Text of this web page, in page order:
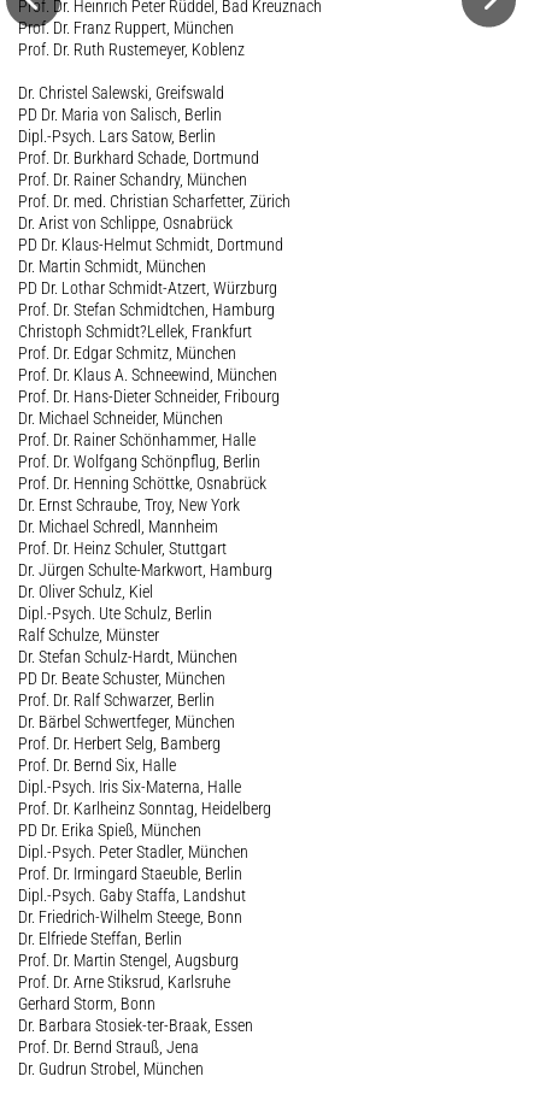
Prof. Dr. Heinrich Peter Rüddel, Bad Kreuznach
Prof. Dr. Franz Ruppert, München
Prof. Dr. Ruth Rustemeyer, Koblenz
Dr. Christel Salewski, Greifswald
PD Dr. Maria von Salisch, Berlin
Dipl.-Psych. Lars Satow, Berlin
Prof. Dr. Burkhard Schade, Dortmund
Prof. Dr. Rainer Schandry, München
Prof. Dr. med. Christian Scharfetter, Zürich
Dr. Arist von Schlippe, Osnabrück
PD Dr. Klaus-Helmut Schmidt, Dortmund
Dr. Martin Schmidt, München
PD Dr. Lothar Schmidt-Atzert, Würzburg
Prof. Dr. Stefan Schmidtchen, Hamburg
Christoph Schmidt?Lellek, Frankfurt
Prof. Dr. Edgar Schmitz, München
Prof. Dr. Klaus A. Schneewind, München
Prof. Dr. Hans-Dieter Schneider, Fribourg
Dr. Michael Schneider, München
Prof. Dr. Rainer Schönhammer, Halle
Prof. Dr. Wolfgang Schönpflug, Berlin
Prof. Dr. Henning Schöttke, Osnabrück
Dr. Ernst Schraube, Troy, New York
Dr. Michael Schredl, Mannheim
Prof. Dr. Heinz Schuler, Stuttgart
Dr. Jürgen Schulte-Markwort, Hamburg
Dr. Oliver Schulz, Kiel
Dipl.-Psych. Ute Schulz, Berlin
Ralf Schulze, Münster
Dr. Stefan Schulz-Hardt, München
PD Dr. Beate Schuster, München
Prof. Dr. Ralf Schwarzer, Berlin
Dr. Bärbel Schwertfeger, München
Prof. Dr. Herbert Selg, Bamberg
Prof. Dr. Bernd Six, Halle
Dipl.-Psych. Iris Six-Materna, Halle
Prof. Dr. Karlheinz Sonntag, Heidelberg
PD Dr. Erika Spieß, München
Dipl.-Psych. Peter Stadler, München
Prof. Dr. Irmingard Staeuble, Berlin
Dipl.-Psych. Gaby Staffa, Landshut
Dr. Friedrich-Wilhelm Steege, Bonn
Dr. Elfriede Steffan, Berlin
Prof. Dr. Martin Stengel, Augsburg
Prof. Dr. Arne Stiksrud, Karlsruhe
Gerhard Storm, Bonn
Dr. Barbara Stosiek-ter-Braak, Essen
Prof. Dr. Bernd Strauß, Jena
Dr. Gudrun Strobel, München